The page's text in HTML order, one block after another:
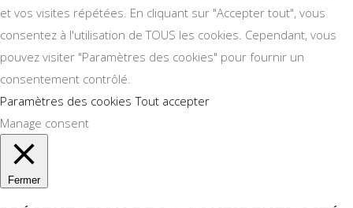
et vos visites répétées. En cliquant sur "Accepter tout", vous
consentez à l'utilisation de TOUS les cookies. Cependant, vous
pouvez visiter "Paramètres des cookies" pour fournir un
consentement contrôlé.
Paramètres des cookies Tout accepter
Manage consent
Fermer